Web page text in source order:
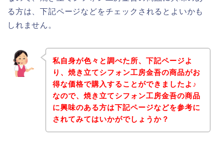
る方は、下記ページなどをチェックされるとよいかも
しれません。
私自身が色々と調べた所、下記ページよ
り、焼き立てシフォン工房金吾の商品がお
得な価格で購入することができましたよ♪
なので、焼き立てシフォン工房金吾の商品
に興味のある方は下記ページなどを参考に
されてみてはいかがでしょうか？